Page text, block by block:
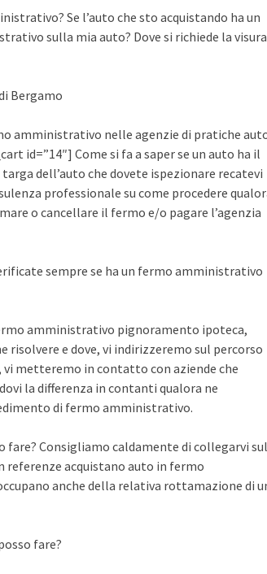
Se l’auto che sto acquistando ha un
sulla mia auto? Dove si richiede la visura
Bergamo
amministrativo nelle agenzie di pratiche
id=”14″] Come si fa a saper se un auto ha il
dell’auto che dovete ispezionare recatevi
professionale su come procedere
o cancellare il fermo e/o pagare l’agenzia
sempre se ha un fermo amministrativo
amministrativo pignoramento ipoteca,
risolvere e dove, vi indirizzeremo sul percorso
metteremo in contatto con aziende che
la differenza in contanti qualora ne
di fermo amministrativo.
fare? Consigliamo caldamente di collegarvi sul
referenze acquistano auto in fermo
anche della relativa rottamazione di
fare?